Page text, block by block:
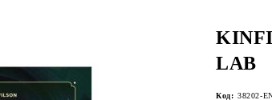
LAB
Код: 38202-